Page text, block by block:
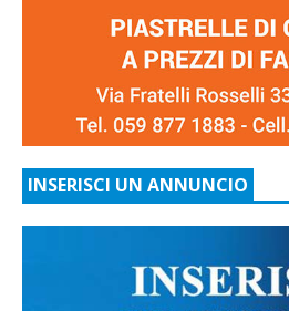
INSERISCI UN ANNUNCIO